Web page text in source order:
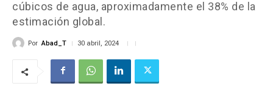
cúbicos de agua, aproximadamente el 38% de la
estimación global.
Por Abad_T 30 abril, 2024